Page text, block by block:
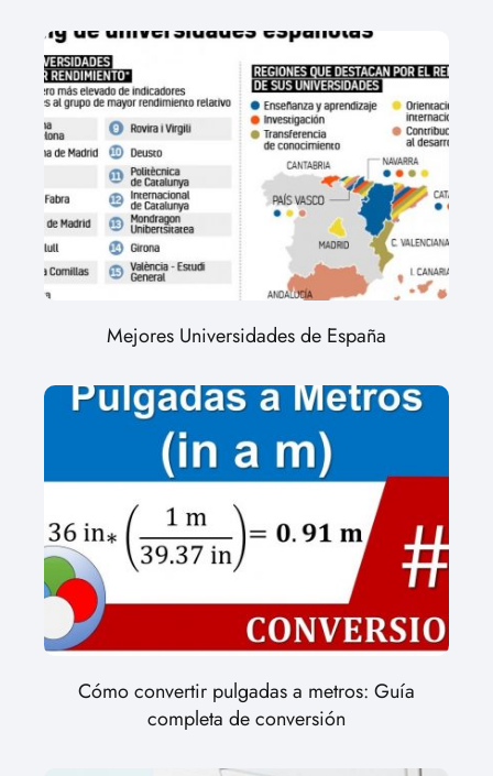
Mejores Universidades de España
Cómo convertir pulgadas a metros: Guía
completa de conversión